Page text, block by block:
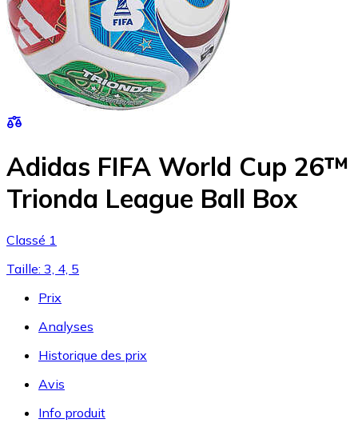
Adidas FIFA World Cup 26™
Trionda League Ball Box
Classé 1
Taille: 3, 4, 5
Prix
Analyses
Historique des prix
Avis
Info produit